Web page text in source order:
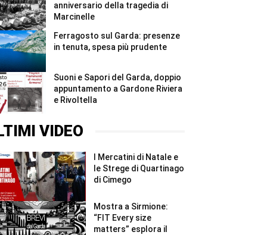
anniversario della tragedia di
Marcinelle
Ferragosto sul Garda: presenze
in tenuta, spesa più prudente
Suoni e Sapori del Garda, doppio
appuntamento a Gardone Riviera
e Rivoltella
VIDEO
I Mercatini di Natale e
le Strege di Quartinago
di Cimego
Mostra a Sirmione:
“FIT Every size
matters” esplora il